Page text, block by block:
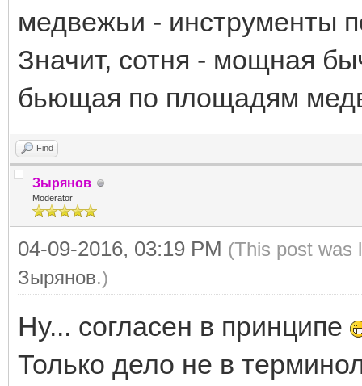
медвежьи - инструменты
Значит, сотня - мощная
бьющая по площадям
Find
Зырянов
Moderator
04-09-2016, 03:19 PM (This post was
Зырянов.)
Ну... согласен в принципе
Только дело не в